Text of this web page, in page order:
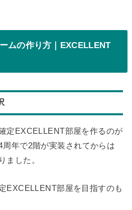
ムの作り方｜EXCELLENT
定EXCELLENT部屋を作るのが
周年で2階が実装されてからは
ました。
EXCELLENT部屋を目指すのも